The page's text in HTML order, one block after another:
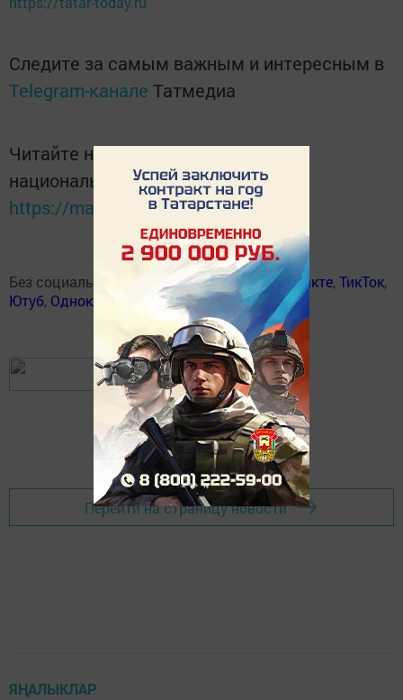
Следите за самым важным и интересным в
Telegram-канале Татмедиа
Читайте новости Татарстана в
национальном мессенджере MАХ:
https://max.ru/tatmedia
Без социаль челтәрләрдә:Телеграм, ВКонтакте,ТикТок,
Ютуб, Одноклассники ,Твиттер, Яндекс.Дзен
Перейти на страницу новости
ЯҢАЛЫКЛАР